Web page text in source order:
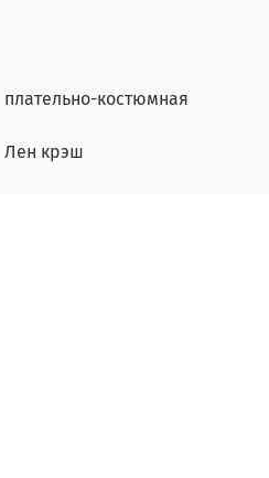
плательно-костюмная
Лен крэш